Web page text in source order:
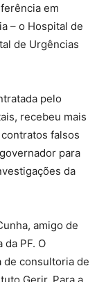
em
– o Hospital de
de Urgências
pelo
recebeu mais
falsos
para
da
amigo de
PF. O
de consultoria de